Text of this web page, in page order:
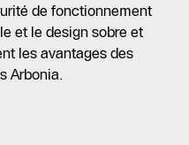
de fonctionnement
et le design sobre et
les avantages des
Arbonia.